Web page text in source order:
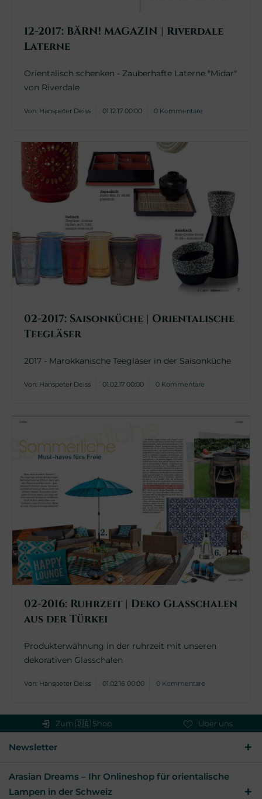
12-2017: BÄRN! MAGAZIN | Riverdale
Laterne
Orientalisch schenken - Zauberhafte Laterne "Midar"
von Riverdale
Von: Hanspeter Deiss 01.12.17 00:00 0 Kommentare
02-2017: Saisonküche | Orientalische
Teegläser
2017 - Marokkanische Teegläser in der Saisonküche
Von: Hanspeter Deiss 01.02.17 00:00 0 Kommentare
02-2016: Ruhrzeit | Deko Glasschalen
aus der Türkei
Produkterwähnung in der ruhrzeit mit unseren
dekorativen Glasschalen
Von: Hanspeter Deiss 01.02.16 00:00 0 Kommentare
Zum 🇩🇪 Shop Über uns
Newsletter
Arasian Dreams – Ihr Onlineshop für orientalische
Lampen in der Schweiz